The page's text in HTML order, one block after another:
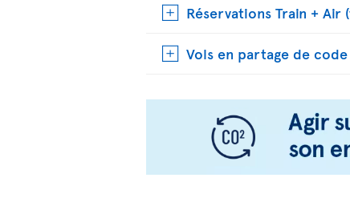
Réservations Train + Air
Vols en partage de code